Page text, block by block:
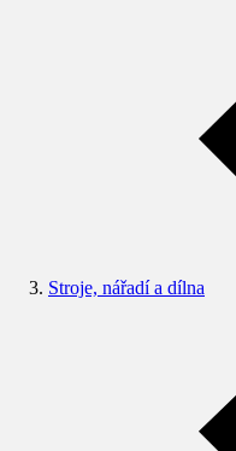
Stroje, nářadí a dílna